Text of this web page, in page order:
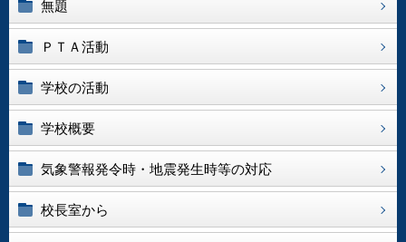
無題
ＰＴＡ活動
学校の活動
学校概要
気象警報発令時・地震発生時等の対応
校長室から